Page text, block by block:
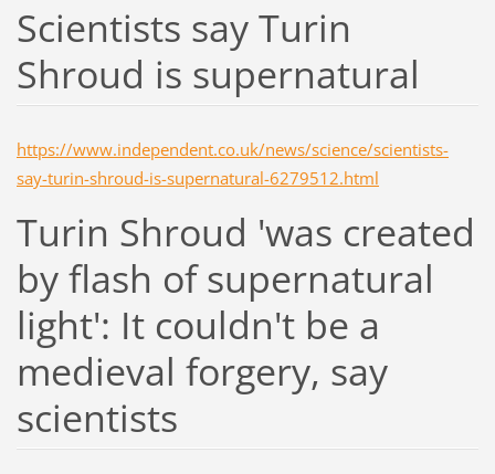
Scientists say Turin
Shroud is supernatural
https://www.independent.co.uk/news/science/scientists-
say-turin-shroud-is-supernatural-6279512.html
Turin Shroud 'was created
by flash of supernatural
light': It couldn't be a
medieval forgery, say
scientists